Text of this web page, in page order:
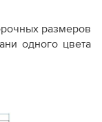
размеров
одного цвета